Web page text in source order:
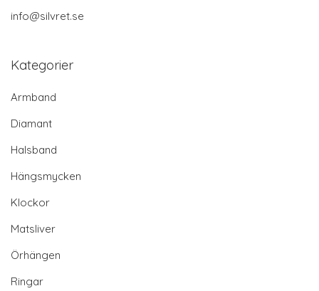
info@silvret.se
Kategorier
Armband
Diamant
Halsband
Hängsmycken
Klockor
Matsliver
Örhängen
Ringar